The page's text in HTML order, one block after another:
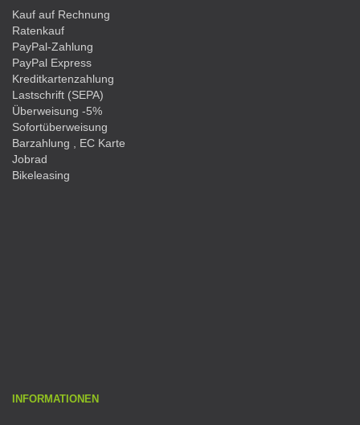
Kauf auf Rechnung
Ratenkauf
PayPal-Zahlung
PayPal Express
Kreditkartenzahlung
Lastschrift (SEPA)
Überweisung -5%
Sofortüberweisung
Barzahlung , EC Karte
Jobrad
Bikeleasing
INFORMATIONEN